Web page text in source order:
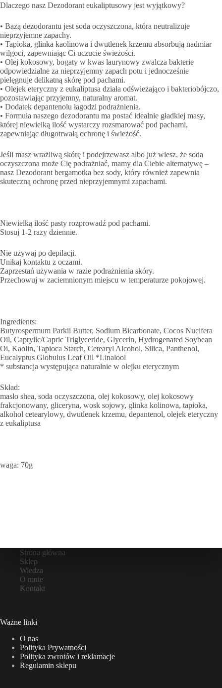
Dlaczego nasz Dezodorant eukaliptusowy jest wyjątkowy?
• Bazą dezodorantu jest soda oczyszczona, która neutralizuje
nieprzyjemne zapachy.
• Tapioka, glinka kaolinowa i dwutlenek krzemu absorbują nadmiar
wilgoci, zapewniając Ci uczucie świeżości.
• Olej kokosowy, bogaty w kwas laurynowy zwalcza bakterie
odpowiedzialne za nieprzyjemny zapach potu i jednocześnie
pielęgnuje delikatną skórę pod pachami.
• Olejek eteryczny z eukaliptusa działa odświeżająco i bakteriobójczo,
pozostawiając przyjemny, naturalny aromat.
• Dodatek depantenolu łagodzi podrażnienia.
• Formuła naszego dezodorantu ma postać idealnie gładkiej masy,
której niewielką ilość wystarczy rozsmarować pod pachami,
zapewniając długotrwałą ochronę i świeżość.
Jeśli masz wrażliwą skórę i podejrzewasz albo już wiesz, że soda
oczyszczona może Cię podrażniać, mamy dla Ciebie alternatywę –
nasz Dezodorant bergamotka bez sody, który również zapewnia
skuteczną ochronę przed nieprzyjemnymi zapachami.
Niewielką ilość pasty rozprowadź pod pachami.
Stosuj 1-2 razy dziennie.
Nie używaj po depilacji.
Unikaj kontaktu z oczami.
Zaprzestań używania w razie podrażnienia skóry.
Przechowuj w zaciemnionym miejscu w temperaturze pokojowej.
Ingredients:
Butyrospermum Parkii Butter, Sodium Bicarbonate, Cocos Nucifera
Oil, Caprylic/Capric Triglyceride, Glycerin, Hydrogenated Soybean
Oi, Kaolin, Tapioca Starch, Cetearyl Alcohol, Silica, Panthenol,
Eucalyptus Globulus Leaf Oil *Linalool
* substancja występująca naturalnie w olejku eterycznym
Skład:
masło shea, soda oczyszczona, olej kokosowy, olej kokosowy
frakcjonowany, gliceryna, wosk sojowy, glinka kolinowa, tapioka,
alkohol cetearylowy, dwutlenek krzemu, depantenol, olejek eteryczny
z eukaliptusa
waga: 70g
Strona główna
Sklep
Wiedza
O mnie
Kontakt
Ważne linki
O nas
Polityka Prywatności
Polityka zwrotów i reklamacje
Regulamin sklepu